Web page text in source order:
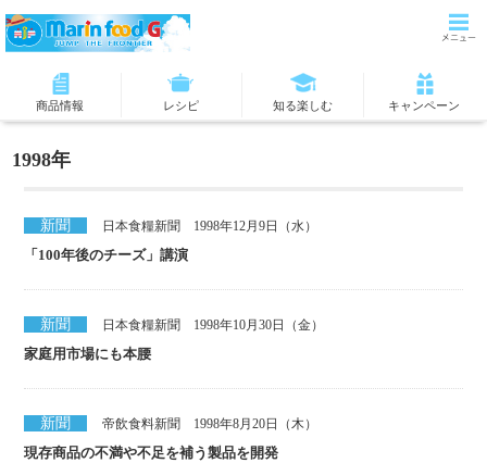
商品情報 レシピ 知る楽しむ キャンペーン
1998年
新聞 日本食糧新聞 1998年12月9日（水）
「100年後のチーズ」講演
新聞 日本食糧新聞 1998年10月30日（金）
家庭用市場にも本腰
新聞 帝飲食料新聞 1998年8月20日（木）
現存商品の不満や不足を補う製品を開発